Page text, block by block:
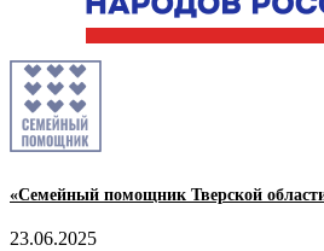
«Семейный помощник Тверской
23.06.2025